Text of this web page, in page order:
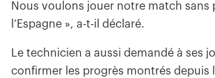
Nous voulons jouer notre match sans
l’Espagne », a-t-il déclaré.
Le technicien a aussi demandé à ses
confirmer les progrès montrés depuis